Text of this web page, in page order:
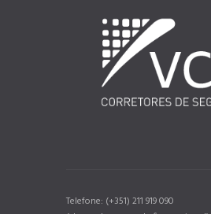
Telefone: (+351) 211 919 090